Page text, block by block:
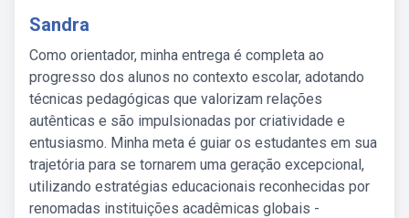
Sandra
Como orientador, minha entrega é completa ao
progresso dos alunos no contexto escolar, adotando
técnicas pedagógicas que valorizam relações
autênticas e são impulsionadas por criatividade e
entusiasmo. Minha meta é guiar os estudantes em sua
trajetória para se tornarem uma geração excepcional,
utilizando estratégias educacionais reconhecidas por
renomadas instituições acadêmicas globais -